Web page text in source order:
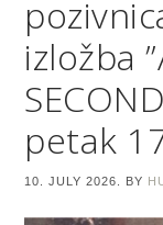
izložba
petak
10. JULY 2026. BY